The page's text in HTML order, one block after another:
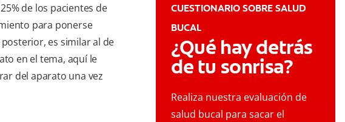
de los pacientes de
para ponerse
es similar al de
en el tema, aquí le
del aparato una vez
CUESTIONARIO SOBRE SALUD
BUCAL
¿Qué hay detrás
de tu sonrisa?
Realiza nuestra evaluación de
salud bucal para sacar el